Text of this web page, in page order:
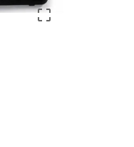
